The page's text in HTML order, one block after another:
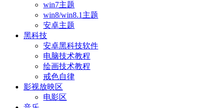
win7主题
win8/win8.1主题
安卓主题
黑科技
安卓黑科技软件
电脑技术教程
绘画技术教程
戒色自律
影视放映区
电影区